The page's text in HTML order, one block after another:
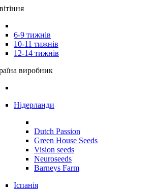
6-9 тижнів
10-11 тижнів
12-14 тижнів
виробник
Нідерланди
Dutch Passion
Green House Seeds
Vision seeds
Neuroseeds
Barneys Farm
Іспанія